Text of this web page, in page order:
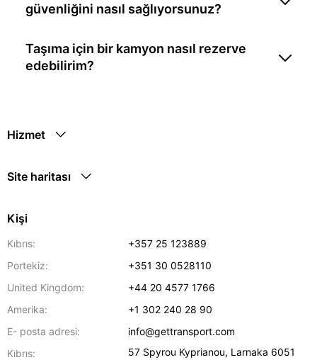
güvenliğini nasıl sağlıyorsunuz?
Taşıma için bir kamyon nasıl rezerve
edebilirim?
Hizmet
Site haritası
Kişi
Kıbrıs:
+357 25 123889
Portekiz:
+351 30 0528110
United Kingdom:
+44 20 4577 1766
Amerika:
+1 302 240 28 90
E- posta adresi:
info@gettransport.com
Kıbrıs:
57 Spyrou Kyprianou, Larnaka 6051